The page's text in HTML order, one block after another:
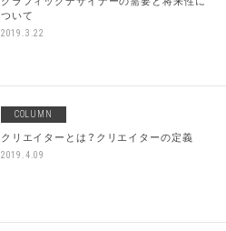
ついて
2019.3.22
COLUMN
クリエイターとは？クリエイターの定義
2019.4.09